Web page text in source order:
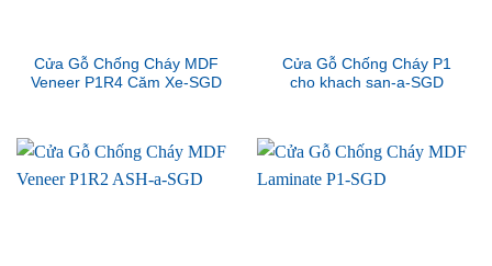
Cửa Gỗ Chống Cháy MDF
Veneer P1R4 Căm Xe-SGD
Cửa Gỗ Chống Cháy P1
cho khach san-a-SGD